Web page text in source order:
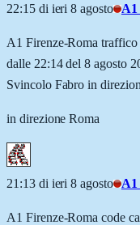
22:15 di ieri 8 agosto A1
A1 Firenze-Roma
dalle 22:14 del 8 agosto
Svincolo Fabro in
in direzione Roma
21:13 di ieri 8 agosto A1
A1 Firenze-Roma code